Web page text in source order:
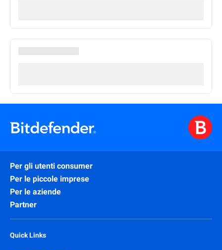
Per gli utenti consumer
Per le piccole imprese
Per le aziende
Partner
Quick Links